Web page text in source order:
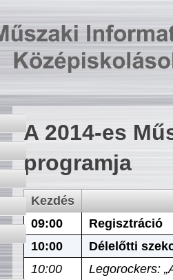
A 2014-es
programja
Kezdés
09:00
Regisztráció
10:00
Délelőtti
10:00
Legorockers: